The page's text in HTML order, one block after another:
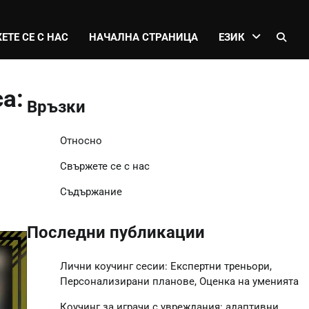
СЕ С НАС НАЧАЛНА СТРАНИЦА ЕЗИК
Връзки
Относно
Свържете се с нас
Съдържание
Последни публикации
Лични коучинг сесии: Експертни треньори,
Персонализирани планове, Оценка на уменията